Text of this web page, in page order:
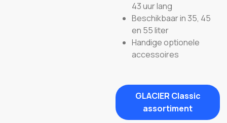
43 uur lang
Beschikbaar in 35, 45
en 55 liter
Handige optionele
accessoires
GLACIER Classic
assortiment